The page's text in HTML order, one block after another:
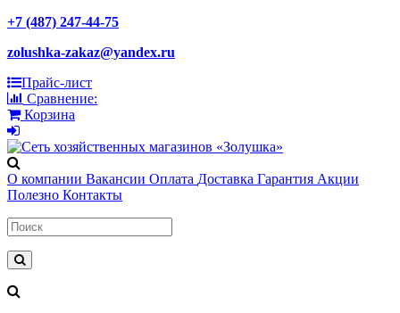
+7 (487) 247-44-75
zolushka-zakaz@yandex.ru
Прайс-лист
Сравнение:
Корзина
О компании Вакансии Оплата Доставка Гарантия Акции
Полезно Контакты